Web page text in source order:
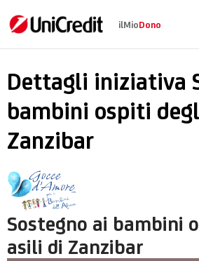
Sostegno ai
ilMioDono
Dettagli iniziativa
bambini ospiti
Zanzibar
Sostegno ai bambini
asili di Zanzibar